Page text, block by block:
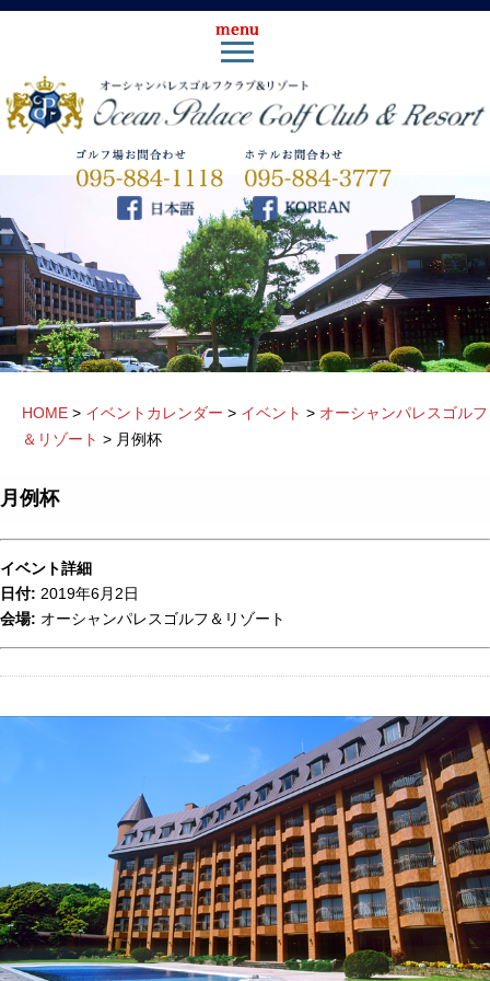
HOME > イベントカレンダー > イベント > オーシャンパレスゴルフ
＆リゾート > 月例杯
月例杯
イベント詳細
日付: 2019年6月2日
会場: オーシャンパレスゴルフ＆リゾート